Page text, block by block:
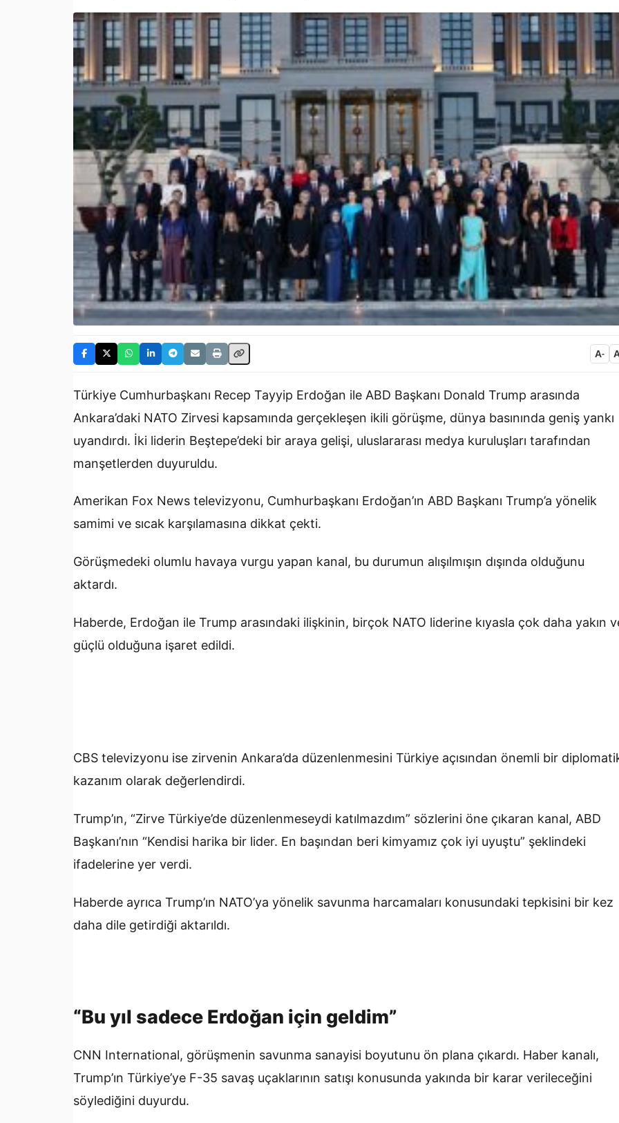
A-
Türkiye Cumhurbaşkanı Recep Tayyip Erdoğan ile ABD Başkanı Donald Trump arasında
Ankara’daki NATO Zirvesi kapsamında gerçekleşen ikili görüşme, dünya basınında geniş yankı
uyandırdı. İki liderin Beştepe’deki bir araya gelişi, uluslararası medya kuruluşları tarafından
manşetlerden duyuruldu.
Amerikan Fox News televizyonu, Cumhurbaşkanı Erdoğan’ın ABD Başkanı Trump’a yönelik
samimi ve sıcak karşılamasına dikkat çekti.
Görüşmedeki olumlu havaya vurgu yapan kanal, bu durumun alışılmışın dışında olduğunu
aktardı.
Haberde, Erdoğan ile Trump arasındaki ilişkinin, birçok NATO liderine kıyasla çok daha yakın
güçlü olduğuna işaret edildi.
CBS televizyonu ise zirvenin Ankara’da düzenlenmesini Türkiye açısından önemli bir
kazanım olarak değerlendirdi.
Trump’ın, “Zirve Türkiye’de düzenlenmeseydi katılmazdım” sözlerini öne çıkaran kanal, ABD
Başkanı’nın “Kendisi harika bir lider. En başından beri kimyamız çok iyi uyuştu” şeklindeki
ifadelerine yer verdi.
Haberde ayrıca Trump’ın NATO’ya yönelik savunma harcamaları konusundaki tepkisini bir kez
daha dile getirdiği aktarıldı.
“Bu yıl sadece Erdoğan için geldim”
CNN International, görüşmenin savunma sanayisi boyutunu ön plana çıkardı. Haber kanalı,
Trump’ın Türkiye’ye F-35 savaş uçaklarının satışı konusunda yakında bir karar verileceğini
söylediğini duyurdu.